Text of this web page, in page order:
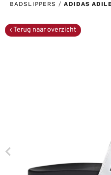
BADSLIPPERS /ADIDAS